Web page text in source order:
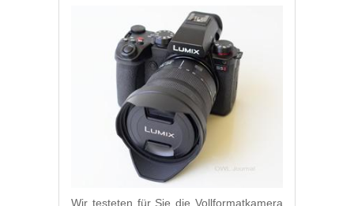
Wir testeten für Sie die Vollformatkamera